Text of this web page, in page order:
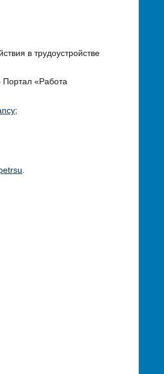
в трудоустройстве
Портал «Работа
;